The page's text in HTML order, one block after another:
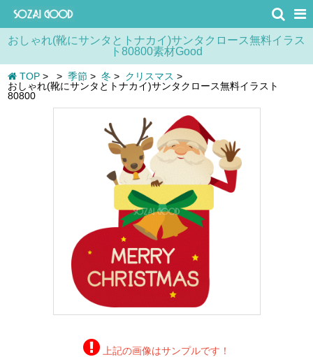
おしゃれ(靴にサンタとトナカイ)サンタクロース無料イラス
ト80800素材Good
TOP > > 季節 > 冬 > クリスマス >
おしゃれ(靴にサンタとトナカイ)サンタクロース無料イラスト
80800
上記の画像はサンプルです！